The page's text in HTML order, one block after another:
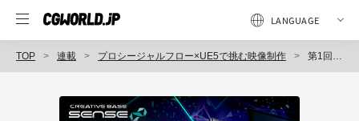
TOP 連載 プロシージャルフロー×UE5で挑む映像制作 第1回：無から映像を生み出す挑戦 -プロシージャルワークフローで活路を見出す-【前編】